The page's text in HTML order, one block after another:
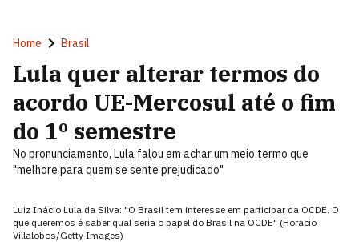
Home Brasil
Lula quer alterar termos do
acordo UE-Mercosul até o fim
do 1º semestre
No pronunciamento, Lula falou em achar um meio termo que
"melhore para quem se sente prejudicado"
Luiz Inácio Lula da Silva: "O Brasil tem interesse em participar da OCDE. O
que queremos é saber qual seria o papel do Brasil na OCDE" (Horacio
Villalobos/Getty Images)